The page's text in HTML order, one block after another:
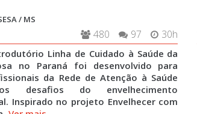
/ MS
30h
97
480
Linha de Cuidado à Saúde da
no Paraná foi desenvolvido para
da Rede de Atenção à Saúde
desafios do envelhecimento
Inspirado no projeto Envelhecer com